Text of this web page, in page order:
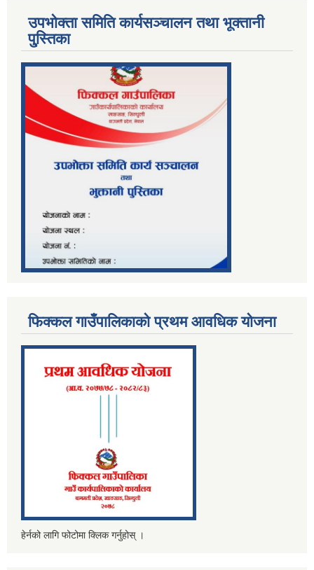
उपभोक्ता समिति कार्यसञ्चालन तथा भूक्तानी
पु्स्तिका
फिक्कल गाउँपालिकाको प्रथम आवधिक योजना
हेर्नको लागि फोटोमा क्लिक गर्नुहोस् ।